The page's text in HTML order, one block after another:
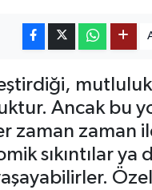
Ancak bu
zaman zaman
sıkıntılar ya